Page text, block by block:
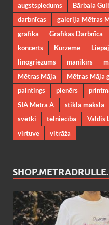
augstspiedums
Bārbala
darbnīcas
galerija Mētras
grafika
Grafikas Darbnīca
koncerts
Kurzeme
linogriezums
manikīrs
Mētras Māja
Mētras Māja
paintings
plenērs
SIA Mētra A
stikla māksla
svētki
tēlniecība Valdis
virtuve
vitrāža